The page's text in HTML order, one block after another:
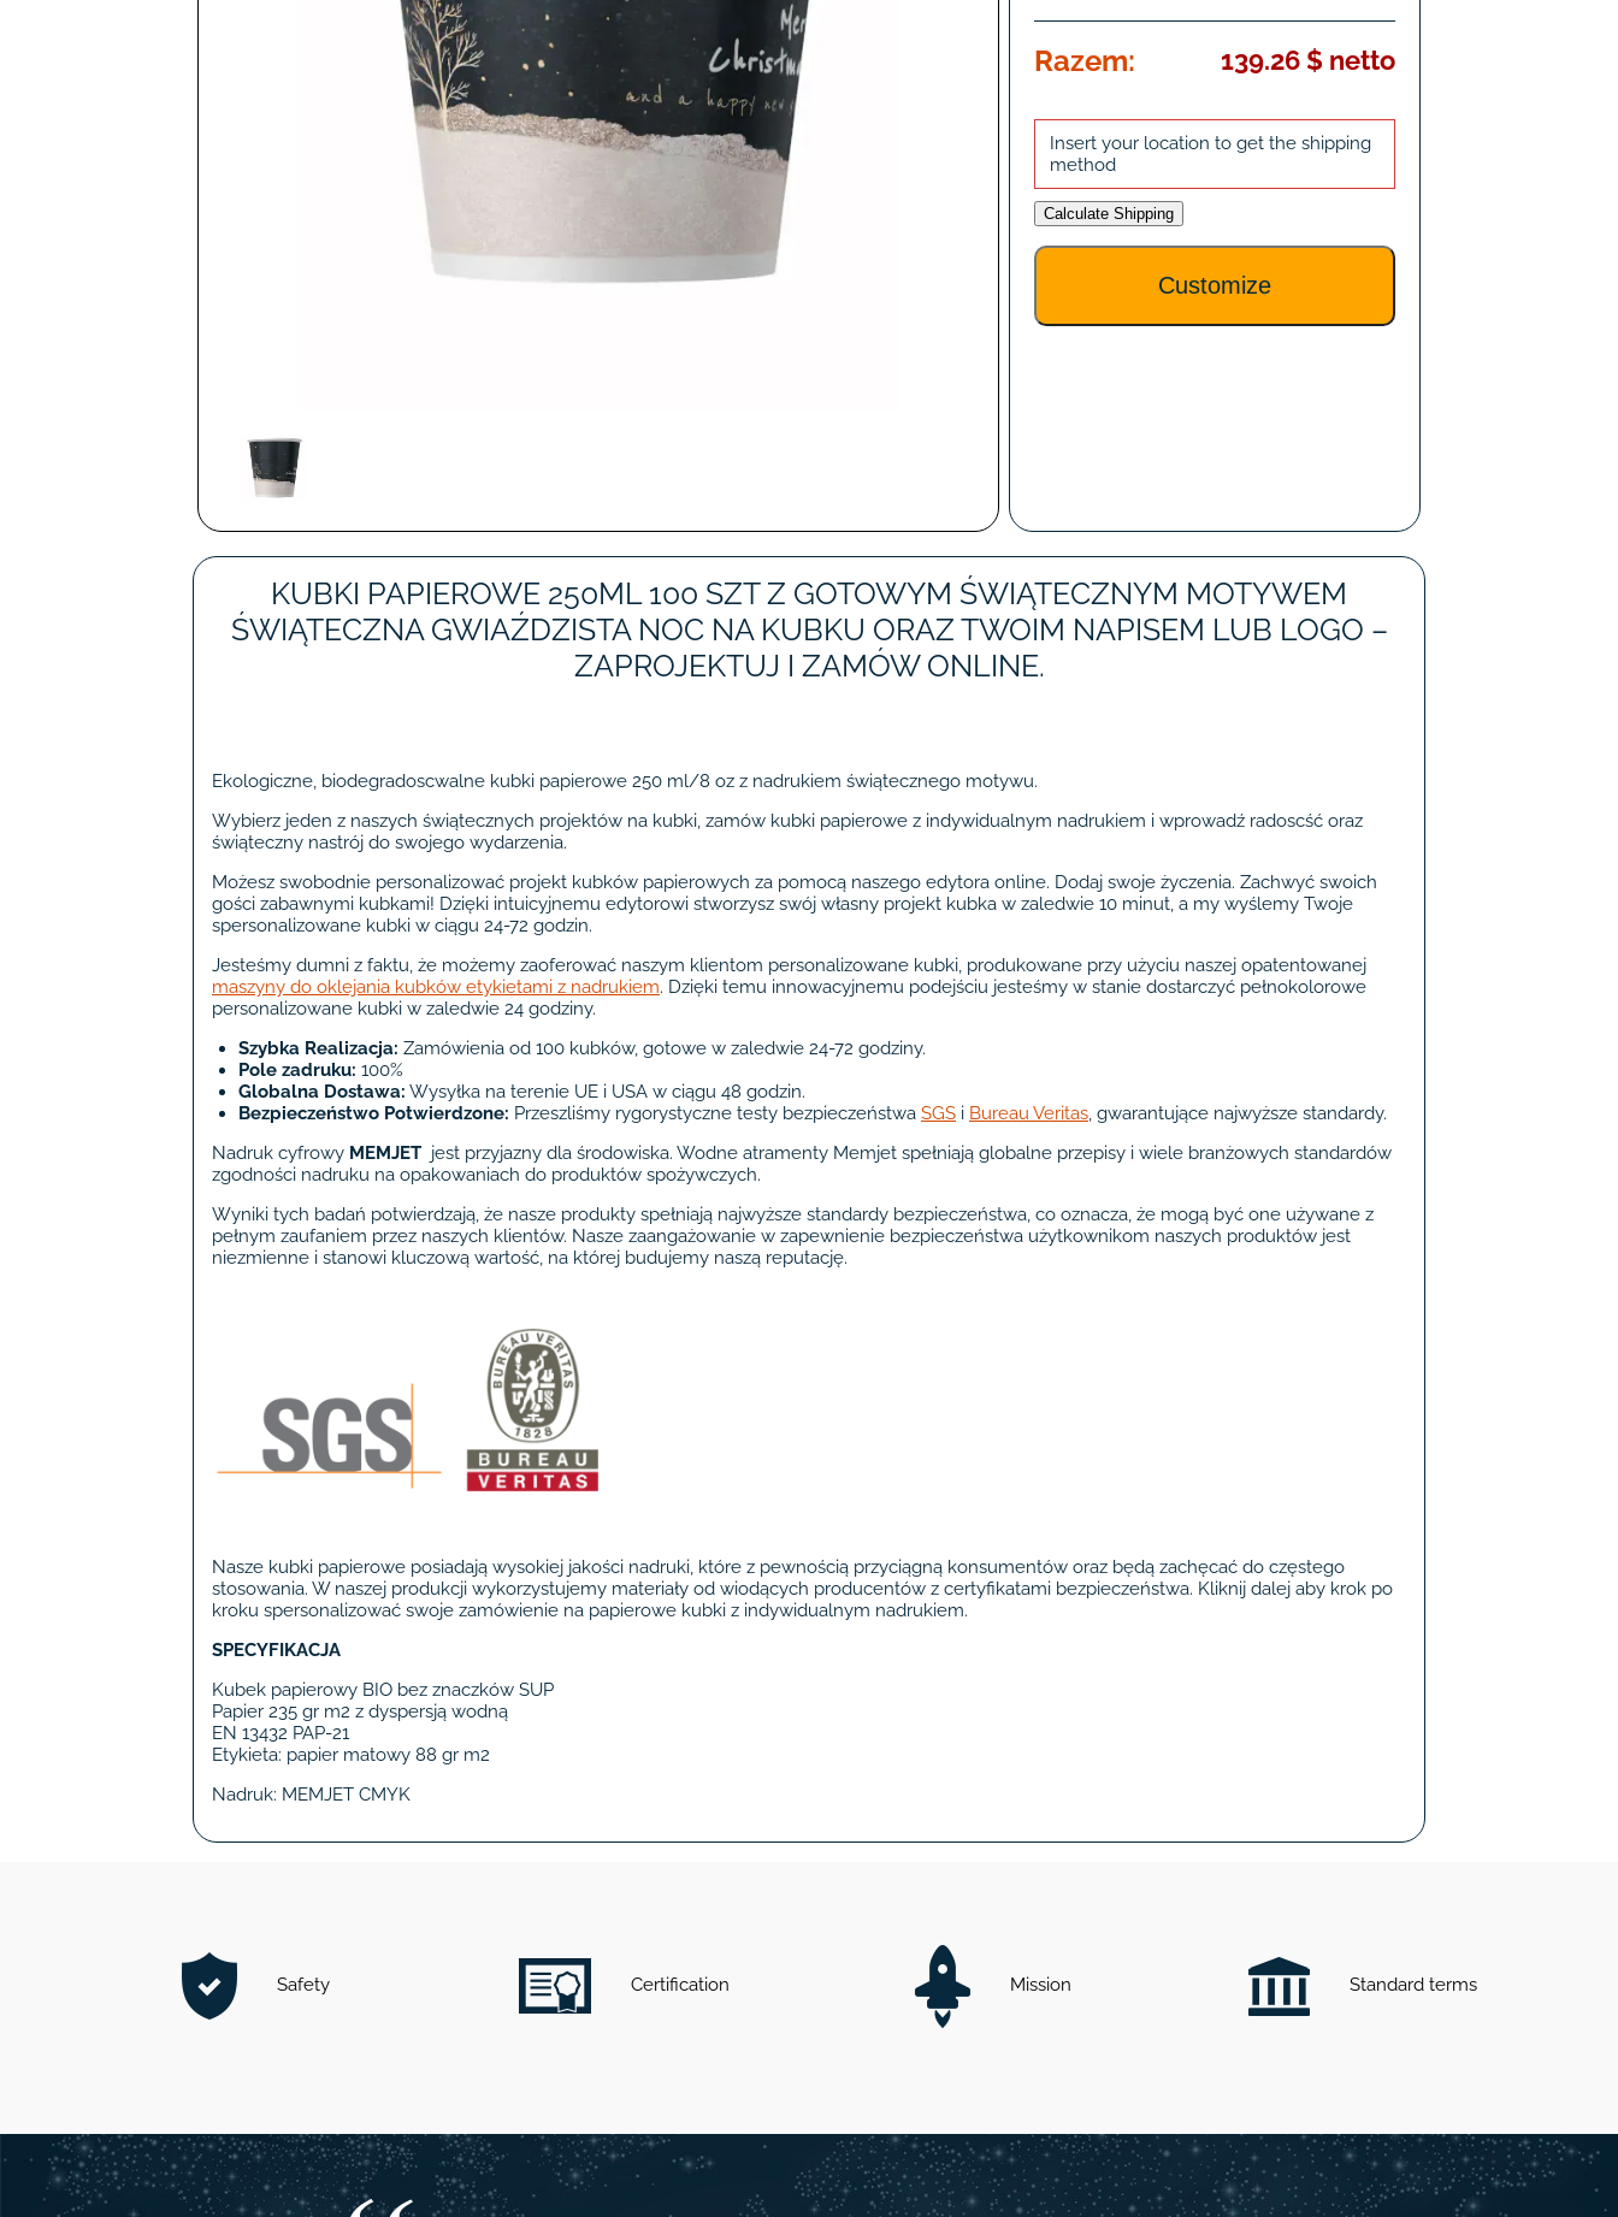
Razem: 139.26 $ netto
Insert your location to get the shipping
method
Calculate Shipping
KUBKI PAPIEROWE 250ML 100 SZT Z GOTOWYM ŚWIĄTECZNYM MOTYWEM
ŚWIĄTECZNA GWIAŹDZISTA NOC NA KUBKU ORAZ TWOIM NAPISEM LUB LOGO –
ZAPROJEKTUJ I ZAMÓW ONLINE.
Ekologiczne, biodegradoscwalne kubki papierowe 250 ml/8 oz z nadrukiem świątecznego motywu.
Wybierz jeden z naszych świątecznych projektów na kubki, zamów kubki papierowe z indywidualnym nadrukiem i wprowadź radoscść oraz
świąteczny nastrój do swojego wydarzenia.
Możesz swobodnie personalizować projekt kubków papierowych za pomocą naszego edytora online. Dodaj swoje życzenia. Zachwyć swoich
gości zabawnymi kubkami! Dzięki intuicyjnemu edytorowi stworzysz swój własny projekt kubka w zaledwie 10 minut, a my wyślemy Twoje
spersonalizowane kubki w ciągu 24-72 godzin.
Jesteśmy dumni z faktu, że możemy zaoferować naszym klientom personalizowane kubki, produkowane przy użyciu naszej opatentowanej
maszyny do oklejania kubków etykietami z nadrukiem. Dzięki temu innowacyjnemu podejściu jesteśmy w stanie dostarczyć pełnokolorowe
personalizowane kubki w zaledwie 24 godziny.
Szybka Realizacja: Zamówienia od 100 kubków, gotowe w zaledwie 24-72 godziny.
Pole zadruku: 100%
Globalna Dostawa: Wysyłka na terenie UE i USA w ciągu 48 godzin.
Bezpieczeństwo Potwierdzone: Przeszliśmy rygorystyczne testy bezpieczeństwa SGS i Bureau Veritas, gwarantujące najwyższe standardy.
Nadruk cyfrowy MEMJET jest przyjazny dla środowiska. Wodne atramenty Memjet spełniają globalne przepisy i wiele branżowych standardów
zgodności nadruku na opakowaniach do produktów spożywczych.
Wyniki tych badań potwierdzają, że nasze produkty spełniają najwyższe standardy bezpieczeństwa, co oznacza, że mogą być one używane z
pełnym zaufaniem przez naszych klientów. Nasze zaangażowanie w zapewnienie bezpieczeństwa użytkownikom naszych produktów jest
niezmienne i stanowi kluczową wartość, na której budujemy naszą reputację.
Nasze kubki papierowe posiadają wysokiej jakości nadruki, które z pewnością przyciągną konsumentów oraz będą zachęcać do częstego
stosowania. W naszej produkcji wykorzystujemy materiały od wiodących producentów z certyfikatami bezpieczeństwa. Kliknij dalej aby krok po
kroku spersonalizować swoje zamówienie na papierowe kubki z indywidualnym nadrukiem.
SPECYFIKACJA
Kubek papierowy BIO bez znaczków SUP
Papier 235 gr m2 z dyspersją wodną
EN 13432 PAP-21
Etykieta: papier matowy 88 gr m2
Nadruk: MEMJET CMYK
Safety Certification Mission Standard terms